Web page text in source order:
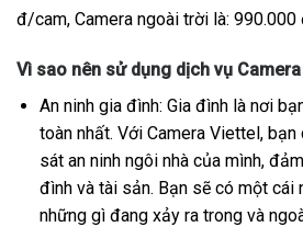
đ/cam, Camera ngoài trời là: 990.000
Vì sao nên sử dụng dịch vụ
An ninh gia đình: Gia đình là nơi
toàn nhất. Với Camera Viettel,
sát an ninh ngôi nhà của mình,
đình và tài sản. Bạn sẽ có một cái
những gì đang xảy ra trong và